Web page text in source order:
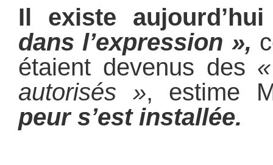
Il existe
dans l’expression »,
étaient devenus des
autorisés », estime
peur s’est installée.